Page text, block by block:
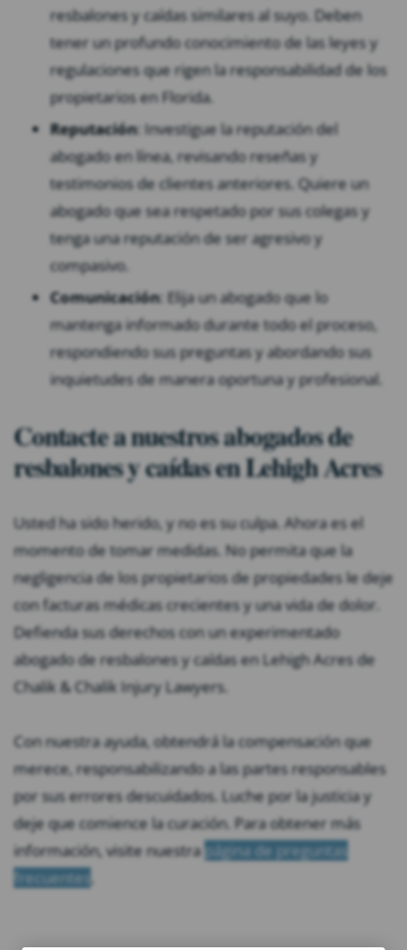
resbalones y caídas similares al suyo. Deben
tener un profundo conocimiento de las leyes y
regulaciones que rigen la responsabilidad de los
propietarios en Florida.
Reputación: Investigue la reputación del
abogado en línea, revisando reseñas y
testimonios de clientes anteriores. Quiere un
abogado que sea respetado por sus colegas y
tenga una reputación de ser agresivo y
compasivo.
Comunicación: Elija un abogado que lo
mantenga informado durante todo el proceso,
respondiendo sus preguntas y abordando sus
inquietudes de manera oportuna y profesional.
Contacte a nuestros abogados de
resbalones y caídas en Lehigh Acres
Usted ha sido herido, y no es su culpa. Ahora es el
momento de tomar medidas. No permita que la
negligencia de los propietarios de propiedades le deje
con facturas médicas crecientes y una vida de dolor.
Defienda sus derechos con un experimentado
abogado de resbalones y caídas en Lehigh Acres de
Chalik & Chalik Injury Lawyers.
Con nuestra ayuda, obtendrá la compensación que
merece, responsabilizando a las partes responsables
por sus errores descuidados. Luche por la justicia y
deje que comience la curación. Para obtener más
información, visite nuestrapágina de preguntas
frecuentes